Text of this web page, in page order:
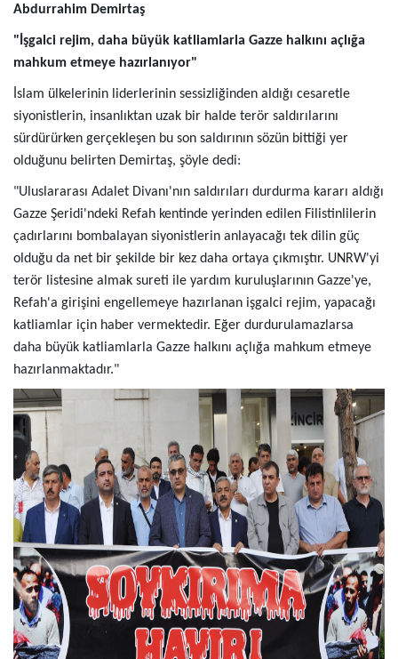
Abdurrahim Demirtaş
"İşgalci rejim, daha büyük katliamlarla Gazze halkını açlığa
mahkum etmeye hazırlanıyor"
İslam ülkelerinin liderlerinin sessizliğinden aldığı cesaretle
siyonistlerin, insanlıktan uzak bir halde terör saldırılarını
sürdürürken gerçekleşen bu son saldırının sözün bittiği yer
olduğunu belirten Demirtaş, şöyle dedi:
"Uluslararası Adalet Divanı'nın saldırıları durdurma kararı aldığı
Gazze Şeridi'ndeki Refah kentinde yerinden edilen Filistinlilerin
çadırlarını bombalayan siyonistlerin anlayacağı tek dilin güç
olduğu da net bir şekilde bir kez daha ortaya çıkmıştır. UNRW'yi
terör listesine almak sureti ile yardım kuruluşlarının Gazze'ye,
Refah'a girişini engellemeye hazırlanan işgalci rejim, yapacağı
katliamlar için haber vermektedir. Eğer durdurulamazlarsa
daha büyük katliamlarla Gazze halkını açlığa mahkum etmeye
hazırlanmaktadır."